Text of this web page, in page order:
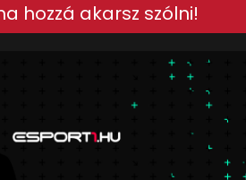
hozzá akarsz szólni!